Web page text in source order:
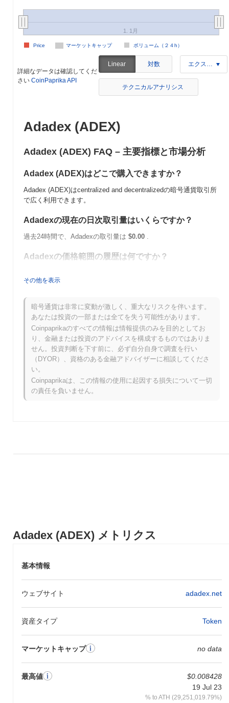
Adadex (ADEX) メトリクス
基本情報
ウェブサイト adadex.net
資産タイプ Token
マーケットキャップ no data
最高値
$0.008428
19 Jul 23
% to ATH (29,251,019.79%)
マーケットキャップ ボリューム（２４h）
Price
1. 1月
詳細なデータは確認してくだ
さい CoinPaprika API
Linear 対数 エクスポート
テクニカルアナリシス
Adadex (ADEX)
Adadex (ADEX) FAQ – 主要指標と市場分析
Adadex (ADEX)はどこで購入できますか？
Adadex (ADEX)はcentralized and decentralizedの暗号通貨取引所
で広く利用できます。
Adadexの現在の日次取引量はいくらですか？
過去24時間で、Adadexの取引量は $0.00 .
Adadexの価格範囲の履歴は何ですか？
史上最安値（ATL）：
Adadexは現在、ATHより ~100.00% 低く取引されています .
Adadexは、より広範な暗号市場と比較してどのよう
なパフォーマンスですか？
過去7日間で、Adadexは0.00% 上昇し、0.88%の上昇を記録した
全体の暗号市場を下回っています。これは、より広範な市場のモ
メンタムと比較して、ADEXの価格アクションにおける一時的な
遅れを示しています。
その他を表示
暗号通貨は非常に変動が激しく、重大なリスクを伴います。
あなたは投資の一部または全てを失う可能性があります。
Coinpaprikaのすべての情報は情報提供のみを目的としてお
り、金融または投資のアドバイスを構成するものではありま
せん。投資判断を下す前に、必ず自分自身で調査を行い
（DYOR）、資格のある金融アドバイザーに相談してくださ
い。
Coinpaprikaは、この情報の使用に起因する損失について一切
の責任を負いません。